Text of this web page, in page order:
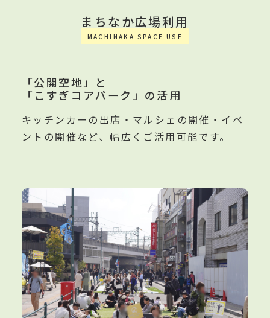
まちなか広場利用
MACHINAKA SPACE USE
「公開空地」と
「こすぎコアパーク」の活用
キッチンカーの出店・マルシェの開催・イベ
ントの開催など、幅広くご活用可能です。